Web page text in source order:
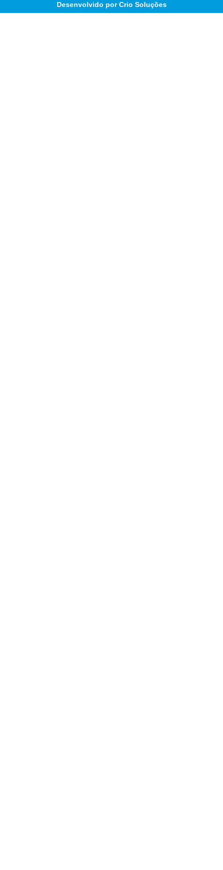
Desenvolvido por Crio Soluções